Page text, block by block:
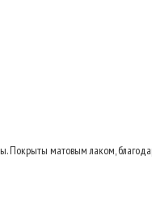
Покрыты матовым лаком,